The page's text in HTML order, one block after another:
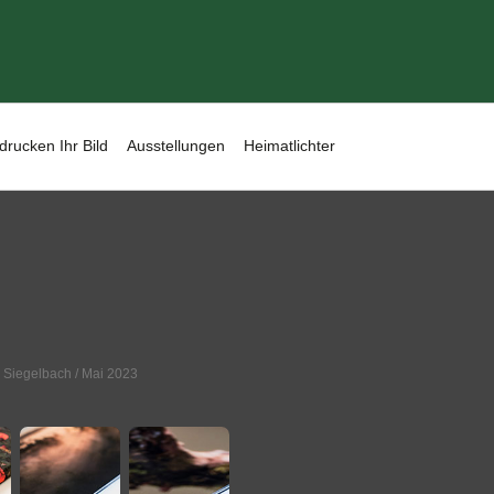
Ihr Bild Ausstellungen Heimatlichter
Siegelbach / Mai 2023